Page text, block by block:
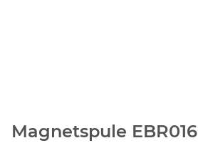
Magnetspule EBR016